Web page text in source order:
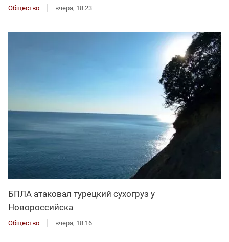
Общество вчера, 18:23
БПЛА атаковал турецкий сухогруз у
Новороссийска
Общество вчера, 18:16